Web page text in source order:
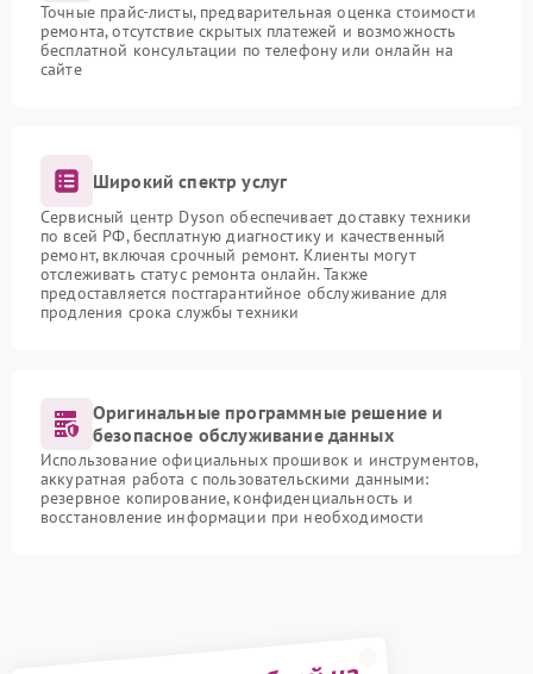
Точные прайс-листы, предварительная оценка стоимости
ремонта, отсутствие скрытых платежей и возможность
бесплатной консультации по телефону или онлайн на
сайте
Широкий спектр услуг
Сервисный центр Dyson обеспечивает доставку техники
по всей РФ, бесплатную диагностику и качественный
ремонт, включая срочный ремонт. Клиенты могут
отслеживать статус ремонта онлайн. Также
предоставляется постгарантийное обслуживание для
продления срока службы техники
Оригинальные программные решение и
безопасное обслуживание данных
Использование официальных прошивок и инструментов,
аккуратная работа с пользовательскими данными:
резервное копирование, конфиденциальность и
восстановление информации при необходимости